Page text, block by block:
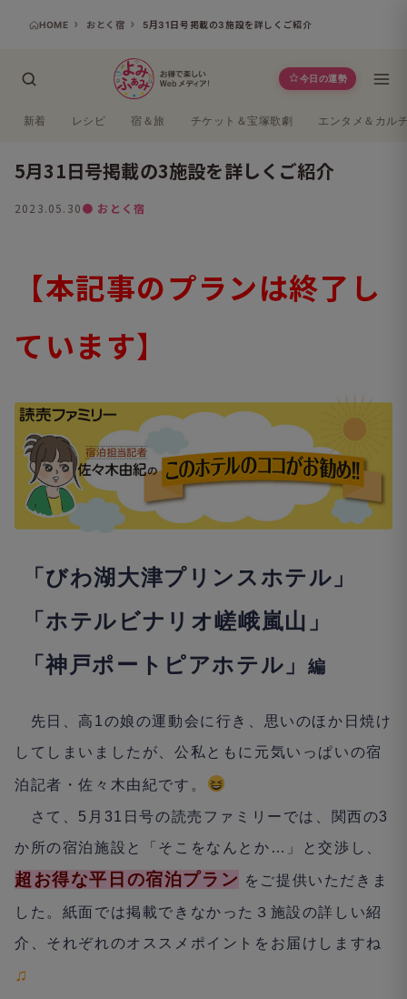
HOME おとく宿 5月31日号掲載の3施設を詳しくご紹介
今日の運勢
新着 レシピ 宿＆旅 チケット＆宝塚歌劇 エンタメ＆カル
5月31日号掲載の3施設を詳しくご紹介
2023.05.30● おとく宿
【本記事のプランは終了し
ています】
「びわ湖大津プリンスホテル」
「ホテルビナリオ嵯峨嵐山」
「神戸ポートピアホテル」
編
先日、高 1の娘の運動会に行き、思いのほか日焼け
してしまいましたが、公私ともに元気いっぱいの宿
泊記者・佐々木由紀です。
さて、 5 月 31 日号の読売ファミリーでは、関西の3
か所の宿泊施設と「そこをなんとか … 」と交渉し、
超お得な平日の宿泊プラン をご提供いただきま
した。紙面では掲載できなかった３施設の詳しい紹
介、それぞれのオススメポイントをお届けしますね
♫